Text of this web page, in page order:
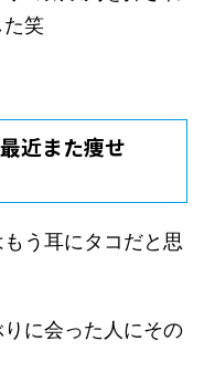
た笑
近また痩せ
う耳にタコだと思
に会った人にその